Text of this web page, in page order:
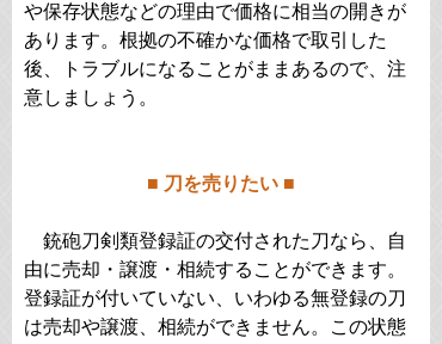
や保存状態などの理由で価格に相当の開きが
あります。根拠の不確かな価格で取引した
後、トラブルになることがままあるので、注
意しましょう。
■ 刀を売りたい ■
銃砲刀剣類登録証の交付された刀なら、自
由に売却・譲渡・相続することができます。
登録証が付いていない、いわゆる無登録の刀
は売却や譲渡、相続ができません。この状態